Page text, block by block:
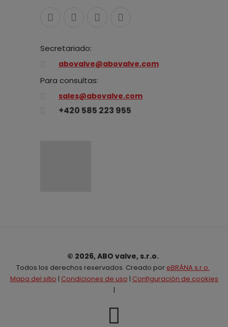
Secretariado:
abovalve@abovalve.com
Para consultas:
sales@abovalve.com
+420 585 223 955
© 2026, ABO valve, s.r.o.
Todos los derechos reservados. Creado por eBRÁNA s.r.o.
Mapa del sitio | Condiciones de uso | Configuración de cookies
|